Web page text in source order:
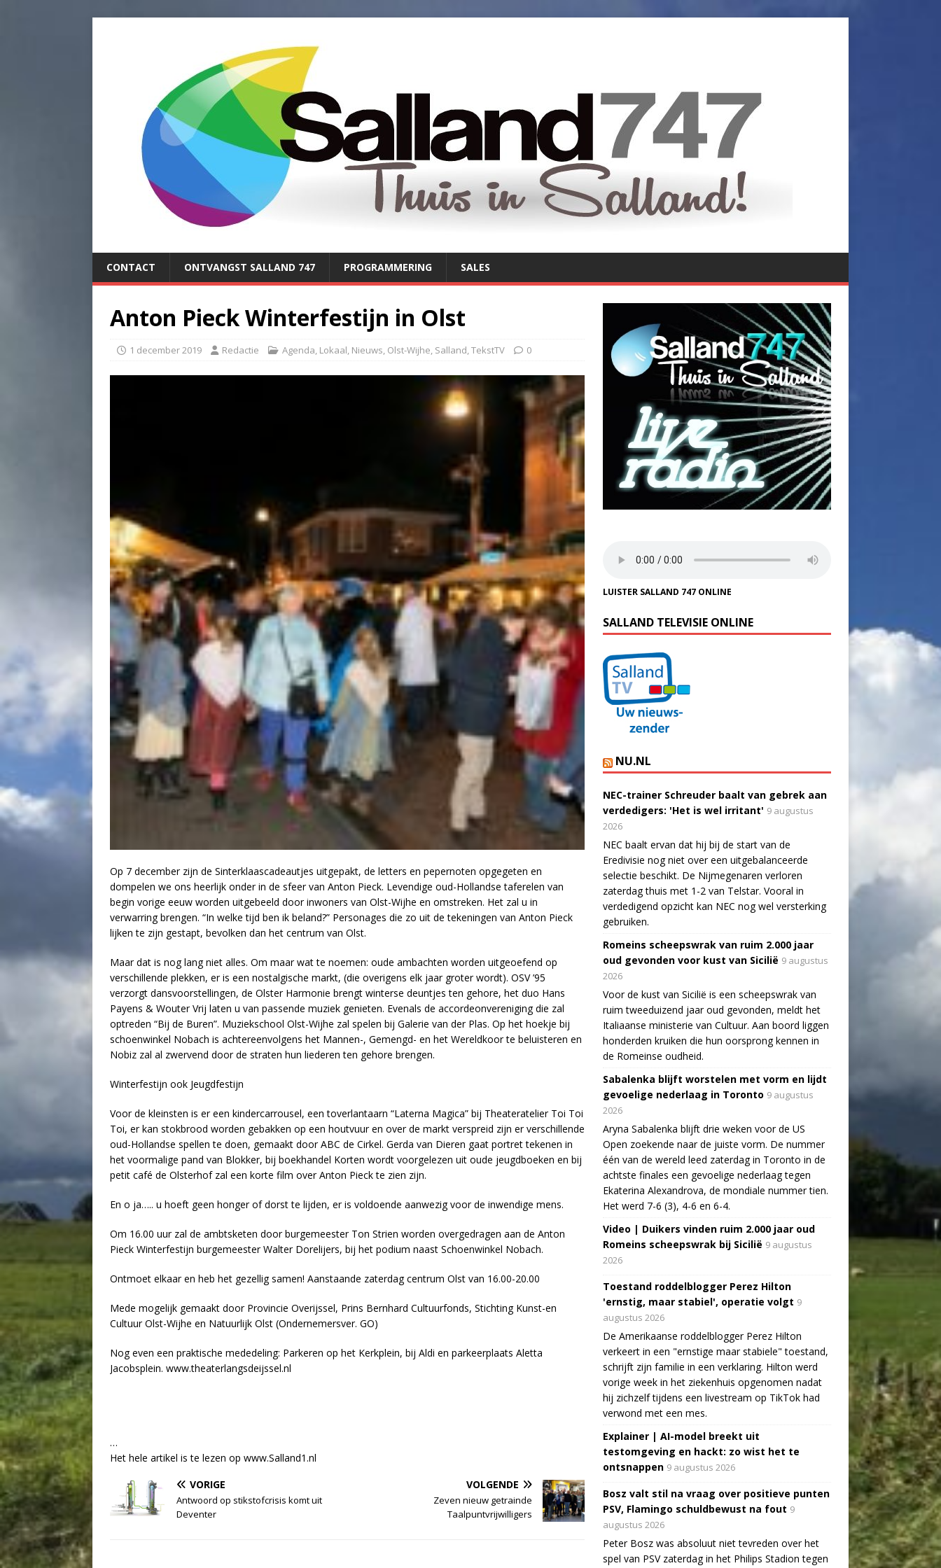
CONTACT ONTVANGST SALLAND 747 PROGRAMMERING SALES
Anton Pieck Winterfestijn in Olst
1 december 2019 Redactie Agenda, Lokaal, Nieuws, Olst-Wijhe, Salland,TekstTV 0
Op 7 december zijn de Sinterklaascadeautjes uitgepakt, de letters en pepernoten opgegeten en
dompelen we ons heerlijk onder in de sfeer van Anton Pieck. Levendige oud-Hollandse taferelen van
begin vorige eeuw worden uitgebeeld door inwoners van Olst-Wijhe en omstreken. Het zal u in
verwarring brengen. “In welke tijd ben ik beland?” Personages die zo uit de tekeningen van Anton Pieck
lijken te zijn gestapt, bevolken dan het centrum van Olst.
Maar dat is nog lang niet alles. Om maar wat te noemen: oude ambachten worden uitgeoefend op
verschillende plekken, er is een nostalgische markt, (die overigens elk jaar groter wordt). OSV ’95
verzorgt dansvoorstellingen, de Olster Harmonie brengt winterse deuntjes ten gehore, het duo Hans
Payens & Wouter Vrij laten u van passende muziek genieten. Evenals de accordeonvereniging die zal
optreden “Bij de Buren”. Muziekschool Olst-Wijhe zal spelen bij Galerie van der Plas. Op het hoekje bij
schoenwinkel Nobach is achtereenvolgens het Mannen-, Gemengd- en het Wereldkoor te beluisteren en
Nobiz zal al zwervend door de straten hun liederen ten gehore brengen.
Winterfestijn ook Jeugdfestijn
Voor de kleinsten is er een kindercarrousel, een toverlantaarn “Laterna Magica” bij Theateratelier Toi Toi
Toi, er kan stokbrood worden gebakken op een houtvuur en over de markt verspreid zijn er verschillende
oud-Hollandse spellen te doen, gemaakt door ABC de Cirkel. Gerda van Dieren gaat portret tekenen in
het voormalige pand van Blokker, bij boekhandel Korten wordt voorgelezen uit oude jeugdboeken en bij
petit café de Olsterhof zal een korte film over Anton Pieck te zien zijn.
En o ja….. u hoeft geen honger of dorst te lijden, er is voldoende aanwezig voor de inwendige mens.
Om 16.00 uur zal de ambtsketen door burgemeester Ton Strien worden overgedragen aan de Anton
Pieck Winterfestijn burgemeester Walter Dorelijers, bij het podium naast Schoenwinkel Nobach.
Ontmoet elkaar en heb het gezellig samen! Aanstaande zaterdag centrum Olst van 16.00-20.00
Mede mogelijk gemaakt door Provincie Overijssel, Prins Bernhard Cultuurfonds, Stichting Kunst-en
Cultuur Olst-Wijhe en Natuurlijk Olst (Ondernemersver. GO)
Nog even een praktische mededeling: Parkeren op het Kerkplein, bij Aldi en parkeerplaats Aletta
Jacobsplein. www.theaterlangsdeijssel.nl
…
Het hele artikel is te lezen op www.Salland1.nl
VORIGE
Antwoord op stikstofcrisis komt uit
Deventer
VOLGENDE
Zeven nieuw getrainde
Taalpuntvrijwilligers
LUISTER SALLAND 747 ONLINE
SALLAND TELEVISIE ONLINE
NU.NL
NEC-trainer Schreuder baalt van gebrek aan
verdedigers: 'Het is wel irritant' 9 augustus
2026
NEC baalt ervan dat hij bij de start van de
Eredivisie nog niet over een uitgebalanceerde
selectie beschikt. De Nijmegenaren verloren
zaterdag thuis met 1-2 van Telstar. Vooral in
verdedigend opzicht kan NEC nog wel versterking
gebruiken.
Romeins scheepswrak van ruim 2.000 jaar
oud gevonden voor kust van Sicilië 9 augustus
2026
Voor de kust van Sicilië is een scheepswrak van
ruim tweeduizend jaar oud gevonden, meldt het
Italiaanse ministerie van Cultuur. Aan boord liggen
honderden kruiken die hun oorsprong kennen in
de Romeinse oudheid.
Sabalenka blijft worstelen met vorm en lijdt
gevoelige nederlaag in Toronto 9 augustus
2026
Aryna Sabalenka blijft drie weken voor de US
Open zoekende naar de juiste vorm. De nummer
één van de wereld leed zaterdag in Toronto in de
achtste finales een gevoelige nederlaag tegen
Ekaterina Alexandrova, de mondiale nummer tien.
Het werd 7-6 (3), 4-6 en 6-4.
Video | Duikers vinden ruim 2.000 jaar oud
Romeins scheepswrak bij Sicilië 9 augustus
2026
Toestand roddelblogger Perez Hilton
'ernstig, maar stabiel', operatie volgt 9
augustus 2026
De Amerikaanse roddelblogger Perez Hilton
verkeert in een "ernstige maar stabiele" toestand,
schrijft zijn familie in een verklaring. Hilton werd
vorige week in het ziekenhuis opgenomen nadat
hij zichzelf tijdens een livestream op TikTok had
verwond met een mes.
Explainer | AI-model breekt uit
testomgeving en hackt: zo wist het te
ontsnappen 9 augustus 2026
Bosz valt stil na vraag over positieve punten
PSV, Flamingo schuldbewust na fout 9
augustus 2026
Peter Bosz was absoluut niet tevreden over het
spel van PSV zaterdag in het Philips Stadion tegen